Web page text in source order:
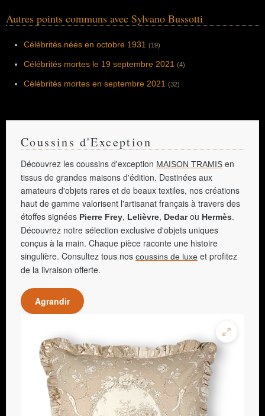
Autres points communs avec Sylvano Bussotti
Célébrités nées en octobre 1931 (19)
Célébrités mortes le 19 septembre 2021 (4)
Célébrités mortes en septembre 2021 (32)
Coussins d'Exception
Découvrez les coussins d'exception MAISON TRAMIS en
tissus de grandes maisons d'édition. Destinées aux
amateurs d'objets rares et de beaux textiles, nos créations
haut de gamme valorisent l'artisanat français à travers des
étoffes signées Pierre Frey, Lelièvre, Dedarou Hermès.
Découvrez notre sélection exclusive d'objets uniques
conçus à la main. Chaque pièce raconte une histoire
singulière. Consultez tous nos coussins de luxe et profitez
de la livraison offerte.
Agrandir